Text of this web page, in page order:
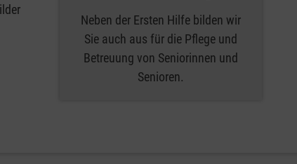
Neben der Ersten Hilfe bilden wir
Sie auch aus für die Pflege und
Betreuung von Seniorinnen und
Senioren.